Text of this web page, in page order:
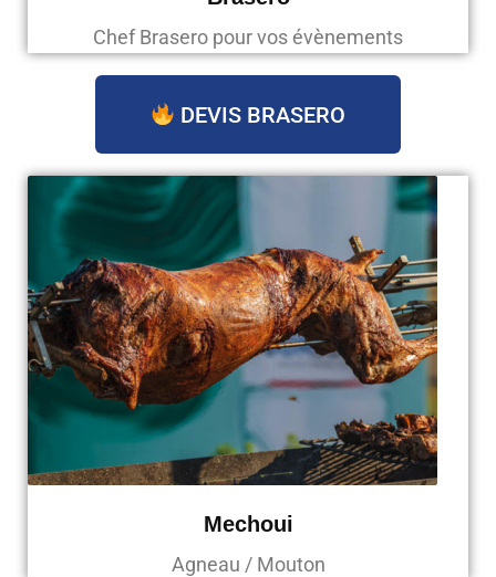
Chef Brasero pour vos évènements
DEVIS BRASERO
Mechoui
Agneau / Mouton